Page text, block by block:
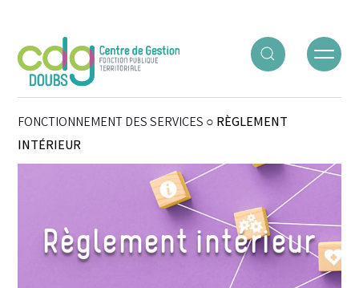
ACCUEIL○GÉRER LES RH○ORGANISATION ET
FONCTIONNEMENT DES SERVICES ○ RÈGLEMENT
INTÉRIEUR
Règlement intérieur